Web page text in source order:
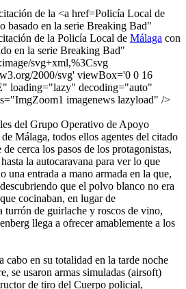
Policía Local de
basado en la serie Breaking Bad"
de la Policía Local de Málaga con
en la serie Breaking Bad"
svg+xml,%3Csvg
2000/svg' viewBox='0 0 16
loading="lazy" decoding="auto"
imagenews lazyload" />
del Grupo Operativo de Apoyo
Málaga, todos ellos agentes del citado
cerca los pasos de los protagonistas,
la autocaravana para ver lo que
una entrada a mano armada en la que,
que el polvo blanco no era
cocinaban, en lugar de
turrón de guirlache y roscos de vino,
llega a ofrecer amablemente a los
cabo en su totalidad en la tarde noche
se usaron armas simuladas (airsoft)
de tiro del Cuerpo policial,